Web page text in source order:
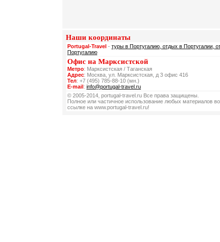
Наши координаты
Portugal-Travel - туры в Португалию, отдых в Португалии,
Португалию
Офис на Марксистской
Метро: Марксистская / Таганская
Адрес: Москва, ул. Марксистская, д 3 офис 416
Тел: +7 (495) 785-88-10 (мн.)
E-mail: info@portugal-travel.ru
© 2005-2014, portugal-travel.ru Все права защищены.
Полное или частичное использование любых материалов
ссылке на www.portugal-travel.ru!